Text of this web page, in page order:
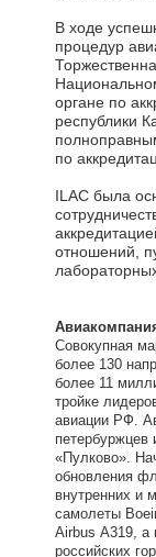
В ходе
процедур
органе по
республики
по
ILAC была
отношений,
Совокупная
более 130
более 11
тройке
авиации РФ.
петербуржцев
«Пулково».
обновления
внутренних и
самолеты
Airbus А319, а
российских